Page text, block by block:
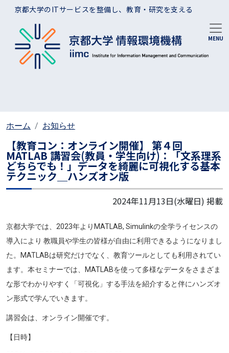
メインコンテンツに移動
京都大学のITサービスを整備し、教育・研究を支える
ホーム お知らせ
【教育コン：オンライン開催】 第４回
MATLAB 講習会(教員・学生向け)：「文系理系
どちらでも！」データを綺麗に可視化する基本
テクニック＿ハンズオン版
2024年11月13日(水曜日) 掲載
京都大学では、2023年よりMATLAB, Simulinkの全学ライセンスの
導入により 教職員や学生の皆様が自由に利用できるようになりまし
た。MATLABは研究だけでなく、教育ツールとしても利用されてい
ます。本セミナーでは、MATLABを使って多様なデータをさまざま
な形でわかりやすく「可視化」する手法を紹介すると伴にハンズオ
ン形式で学んでいきます。
講習会は、オンライン開催です。
【日時】